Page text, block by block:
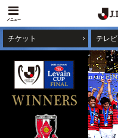
メニュー
チケット テレビ